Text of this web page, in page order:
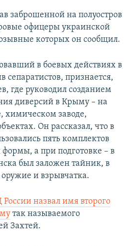
заброшенной на полуостров
офицеры украинской
которых он сообщил.
в боевых действиях в
сепаратистов, признается,
где руководил созданием
диверсий в Крыму – на
химическом заводе,
Он рассказал, что в
пять комплектов
а при подготовке – в
был заложен тайник, в
и взрывчатка.
назвал имя второго
так называемого
Захтей.